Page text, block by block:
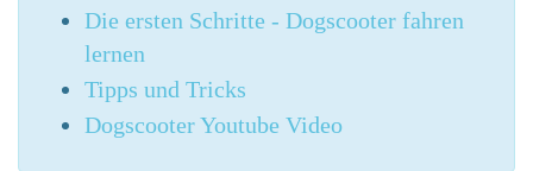
Die ersten Schritte - Dogscooter fahren
lernen
Tipps und Tricks
Dogscooter Youtube Video